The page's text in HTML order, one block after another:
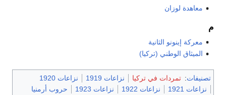
معاهدة لوزان
م
معركة إينونو الثانية
الميثاق الوطني (تركيا)
تصنيفات: تمردات في تركيا نزاعات 1919
نزاعات 1920
نزاعات 1921
نزاعات 1922 نزاعات 1923
حروب أرمنيا